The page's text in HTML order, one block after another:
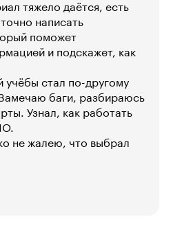
тяжело даётся, есть
написать
поможет
и подскажет, как
учёбы стал по-другому
баги, разбираюсь
Узнал, как работать
не жалею, что выбрал